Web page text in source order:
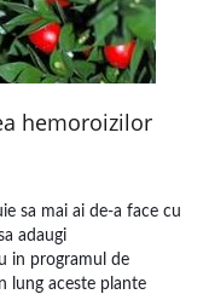
hemoroizilor
sa mai ai de-a face cu
adaugi
in programul de
lung aceste plante